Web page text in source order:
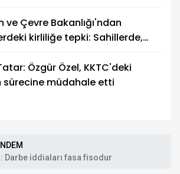
ve Çevre Bakanlığı'ndan
kirliliğe tepki: Sahillerde,
Özgür Özel, KKTC'deki
sürecine müdahale etti
Darbe iddiaları fasa fisodur